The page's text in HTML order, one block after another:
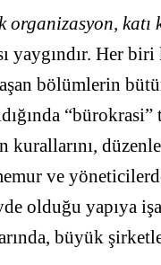
organizasyon, katı
yaygındır. Her
bölümlerin
ve
olduğu yapıya
büyük